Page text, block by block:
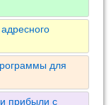
для
и прибыли с